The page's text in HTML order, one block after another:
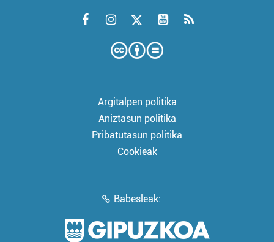
Argitalpen politika
Aniztasun politika
Pribatutasun politika
Cookieak
Babesleak: